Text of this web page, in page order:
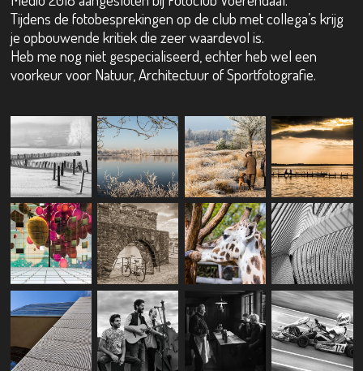
Tijdens de fotobesprekingen op de club met collega’s krijg
je opbouwende kritiek die zeer waardevol is.
Heb me nog niet gespecialiseerd, echter heb wel een
voorkeur voor Natuur, Architectuur of Sportfotografie.